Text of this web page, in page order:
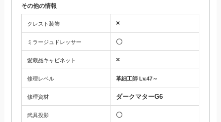
その他の情報
クレスト装飾 ×
ミラージュドレッサー 〇
愛蔵品キャビネット ×
修理レベル 革細工師 Lv.47～
修理資材 ダークマターG6
武具投影 〇